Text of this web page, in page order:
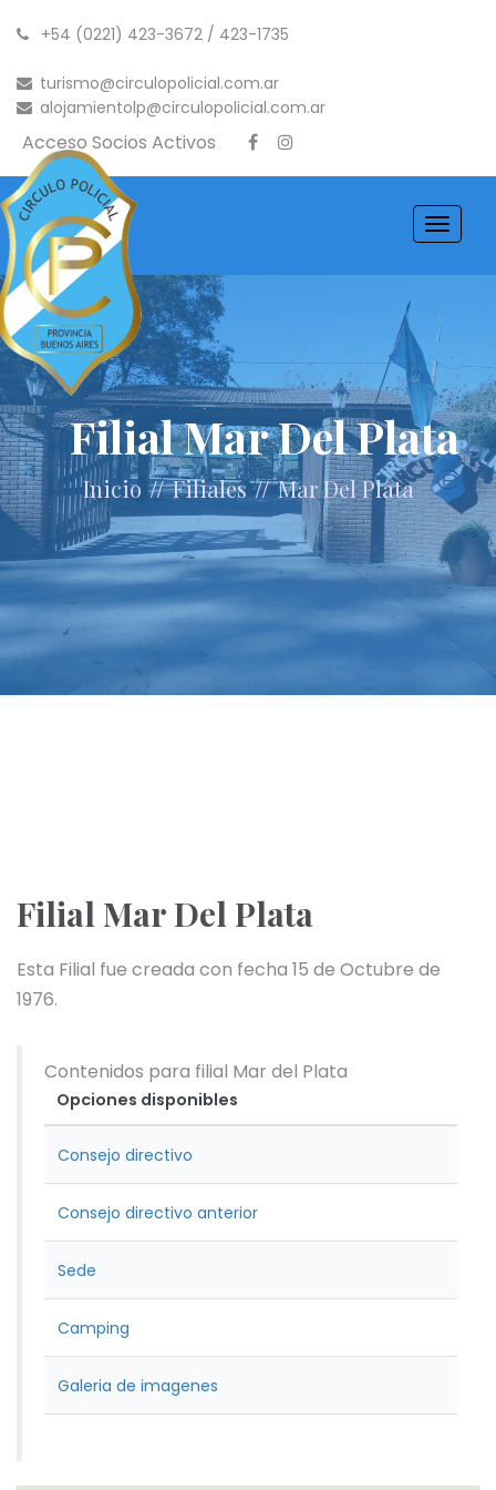
+54 (0221) 423-3672 / 423-1735
turismo@circulopolicial.com.ar
alojamientolp@circulopolicial.com.ar
Acceso Socios Activos
Toggle
Filial Mar Del Plata
Inicio // Filiales // Mar Del Plata
Filial Mar Del Plata
Esta Filial fue creada con fecha 15 de Octubre de
1976.
Contenidos para filial Mar del Plata
Opciones disponibles
Consejo directivo
Consejo directivo anterior
Sede
Camping
Galeria de imagenes